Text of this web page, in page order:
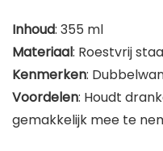
Inhoud: 355 ml
Materiaal: Roestvrij
Kenmerken:
Voordelen: Houdt
gemakkelijk mee te